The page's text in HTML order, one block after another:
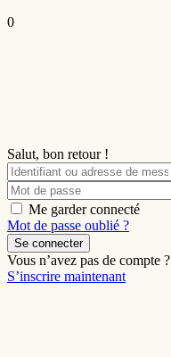
0
Salut, bon retour !
Me garder connecté
Mot de passe oublié ?
Se connecter
Vous n’avez pas de compte ?
S’inscrire maintenant